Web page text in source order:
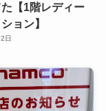
【1階レディー
ョン】
日